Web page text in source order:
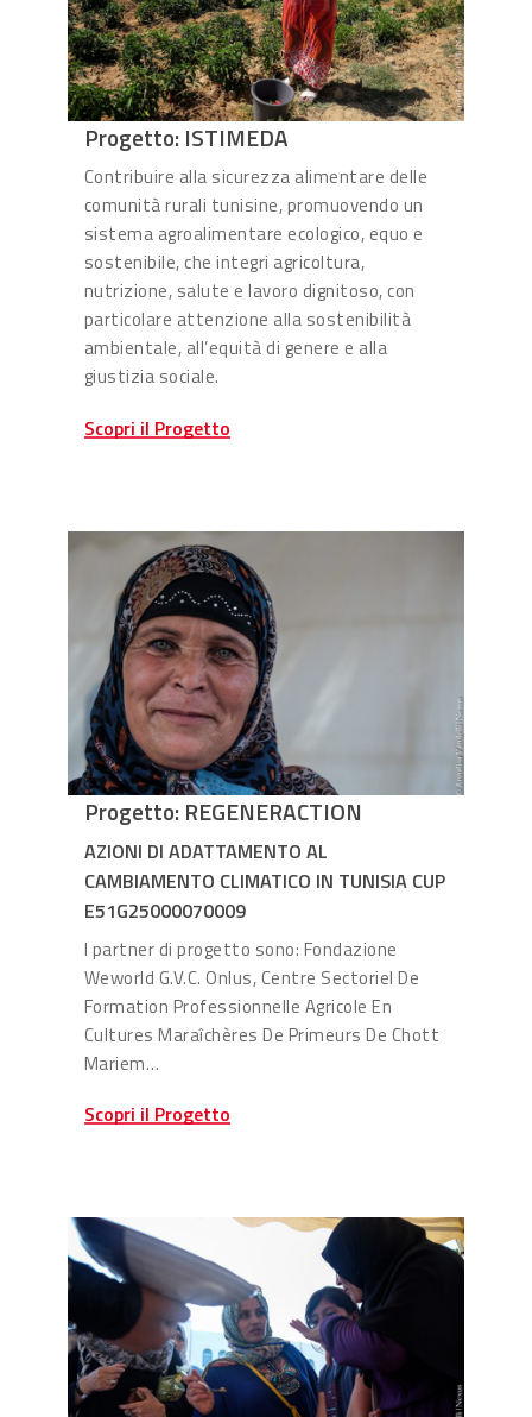
Progetto: ISTIMEDA
Contribuire alla sicurezza alimentare delle
comunità rurali tunisine, promuovendo un
sistema agroalimentare ecologico, equo e
sostenibile, che integri agricoltura,
nutrizione, salute e lavoro dignitoso, con
particolare attenzione alla sostenibilità
ambientale, all’equità di genere e alla
giustizia sociale.
Scopri il Progetto
Progetto: REGENERACTION
AZIONI DI ADATTAMENTO AL
CAMBIAMENTO CLIMATICO IN TUNISIA CUP
E51G25000070009
I partner di progetto sono: Fondazione
Weworld G.V.C. Onlus, Centre Sectoriel De
Formation Professionnelle Agricole En
Cultures Maraîchères De Primeurs De Chott
Mariem…
Scopri il Progetto